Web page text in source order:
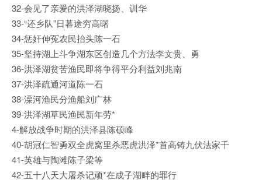
32-会见了亲爱的洪泽湖晓扬、训华
33-“还乡队”日暮途穷高曙
34-惩奸伸冤农民抬头陈一石
35-坚持湖上斗争湖东区创造几个方法李文贵、勇
36-洪泽湖贫苦渔民即将争得平分利益刘兆南
37-洪泽疏通河道陈一石
38-溧河渔民分渔船刘广林
39-洪泽湖草民渔民新年劳*
4-解放战争时期的洪泽县陈硕峰
40-胡冠仁智勇双全虎窝里杀恶虎洪泽*首高铸九伏法家千
41-英雄与陶滩陈子梁等
42-五十八天大屠杀记顽*在成子湖畔的罪行